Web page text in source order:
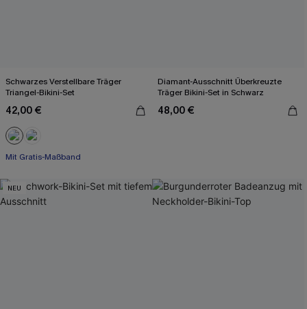
Schwarzes Verstellbare Träger
Triangel-Bikini-Set
42,00 €
Mit Gratis-Maßband
Paisley/Boho
Diamant-Ausschnitt Überkreuzte
Träger Bikini-Set in Schwarz
48,00 €
NEU